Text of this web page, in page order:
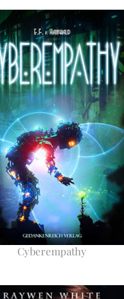
Cyberempathy